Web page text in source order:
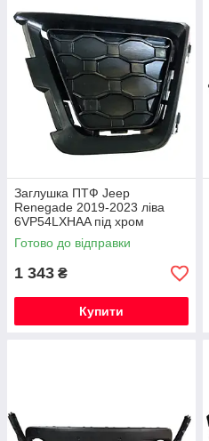
Заглушка ПТФ Jeep
Renegade 2019-2023 ліва
6VP54LXHAA під хром
обрамлення
Готово до відправки
1 343 ₴
Купити